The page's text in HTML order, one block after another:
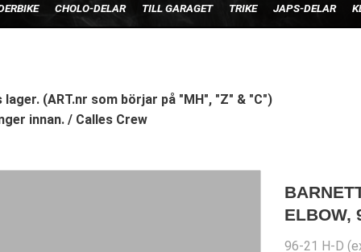
CHOLO-DELAR TILL GARAGET TRIKE JAPS-DELAR
(ART.nr som börjar på "MH", "Z" & "C")
innan. / Calles Crew
ELBOW,
96-21 H-D